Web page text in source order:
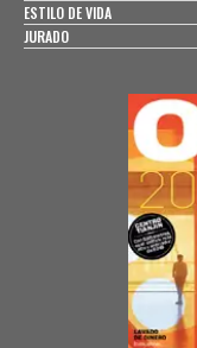
ESTILO DE VIDA
JURADO